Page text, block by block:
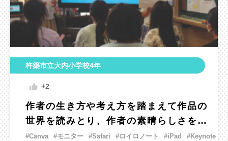
杵築市立大内小学校4年
+2
作者の生き方や考え方を踏まえて作品の
世界を読みとり、作者の素晴らしさを伝
える記念館を開こう。
#Canva #モニター #Safari #ロイロノート #iPad #Keynote